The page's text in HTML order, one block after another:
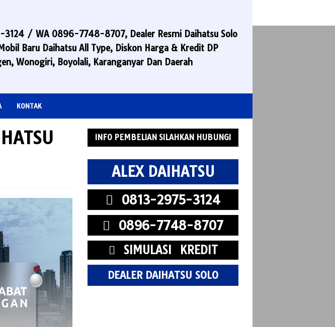
3124 / WA 0896-7748-8707, Dealer Resmi Daihatsu Solo
Baru Daihatsu All Type, Diskon Harga & Kredit DP
Wonogiri, Boyolali, Karanganyar Dan Daerah
KONTAK
INFO PEMBELIAN SILAHKAN HUBUNGI
ALEX DAIHATSU
0813-2975-3124
0896-7748-8707
SIMULASI KREDIT
DEALER DAIHATSU SOLO